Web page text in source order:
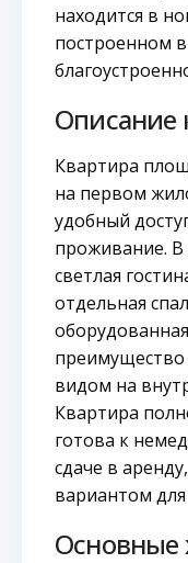
находится в
построенном
Описание
Квартира
на первом
удобный
проживание. В
светлая
отдельная
преимущество
видом на
Квартира
готова к
сдаче в
вариантом
Основные